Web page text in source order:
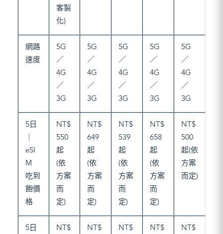
客製
化)
網路
速度
5G
／
4G
／
3G
5G
／
4G
／
3G
5G
／
4G
／
3G
5G
／
4G
／
3G
5G
／
4G
／
3G
5日
eSI
M
吃到
飽價
格
NT$
550
起
(依
方案
而
定)
NT$
649
起
(依
方案
而
定)
NT$
539
起
(依
方案
而
定)
NT$
658
起
(依
方案
而
定)
NT$
500
起(依
方案
而定)
5日
NT$
NT$
NT$
NT$
NT$